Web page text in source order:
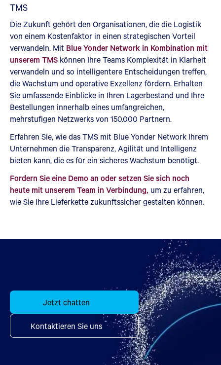
TMS
Die Zukunft gehört den Organisationen, die die Logistik
von einem Kostenfaktor in einen strategischen Vorteil
verwandeln. Mit Blue Yonder Network in Kombination mit
unserem TMS können Ihre Teams Komplexität in Klarheit
verwandeln und so intelligentere Entscheidungen treffen,
die Wachstum und operative Exzellenz fördern. Erhalten
Sie umfassende Einblicke in Ihren Lagerbestand und Ihre
Bestellungen innerhalb eines umfangreichen,
mehrstufigen Netzwerks von 150.000 Partnern.
Erfahren Sie, wie das TMS mit Blue Yonder Network Ihrem
Unternehmen die Transparenz, Agilität und Intelligenz
bieten kann, die es für ein sicheres Wachstum benötigt.
Fordern Sie eine Demo an oder setzen Sie sich noch
heute mit unserem Team in Verbindung, um zu erfahren,
wie Sie Ihre Lieferkette zukunftssicher gestalten können.
Jetzt chatten
Kontaktieren Sie uns